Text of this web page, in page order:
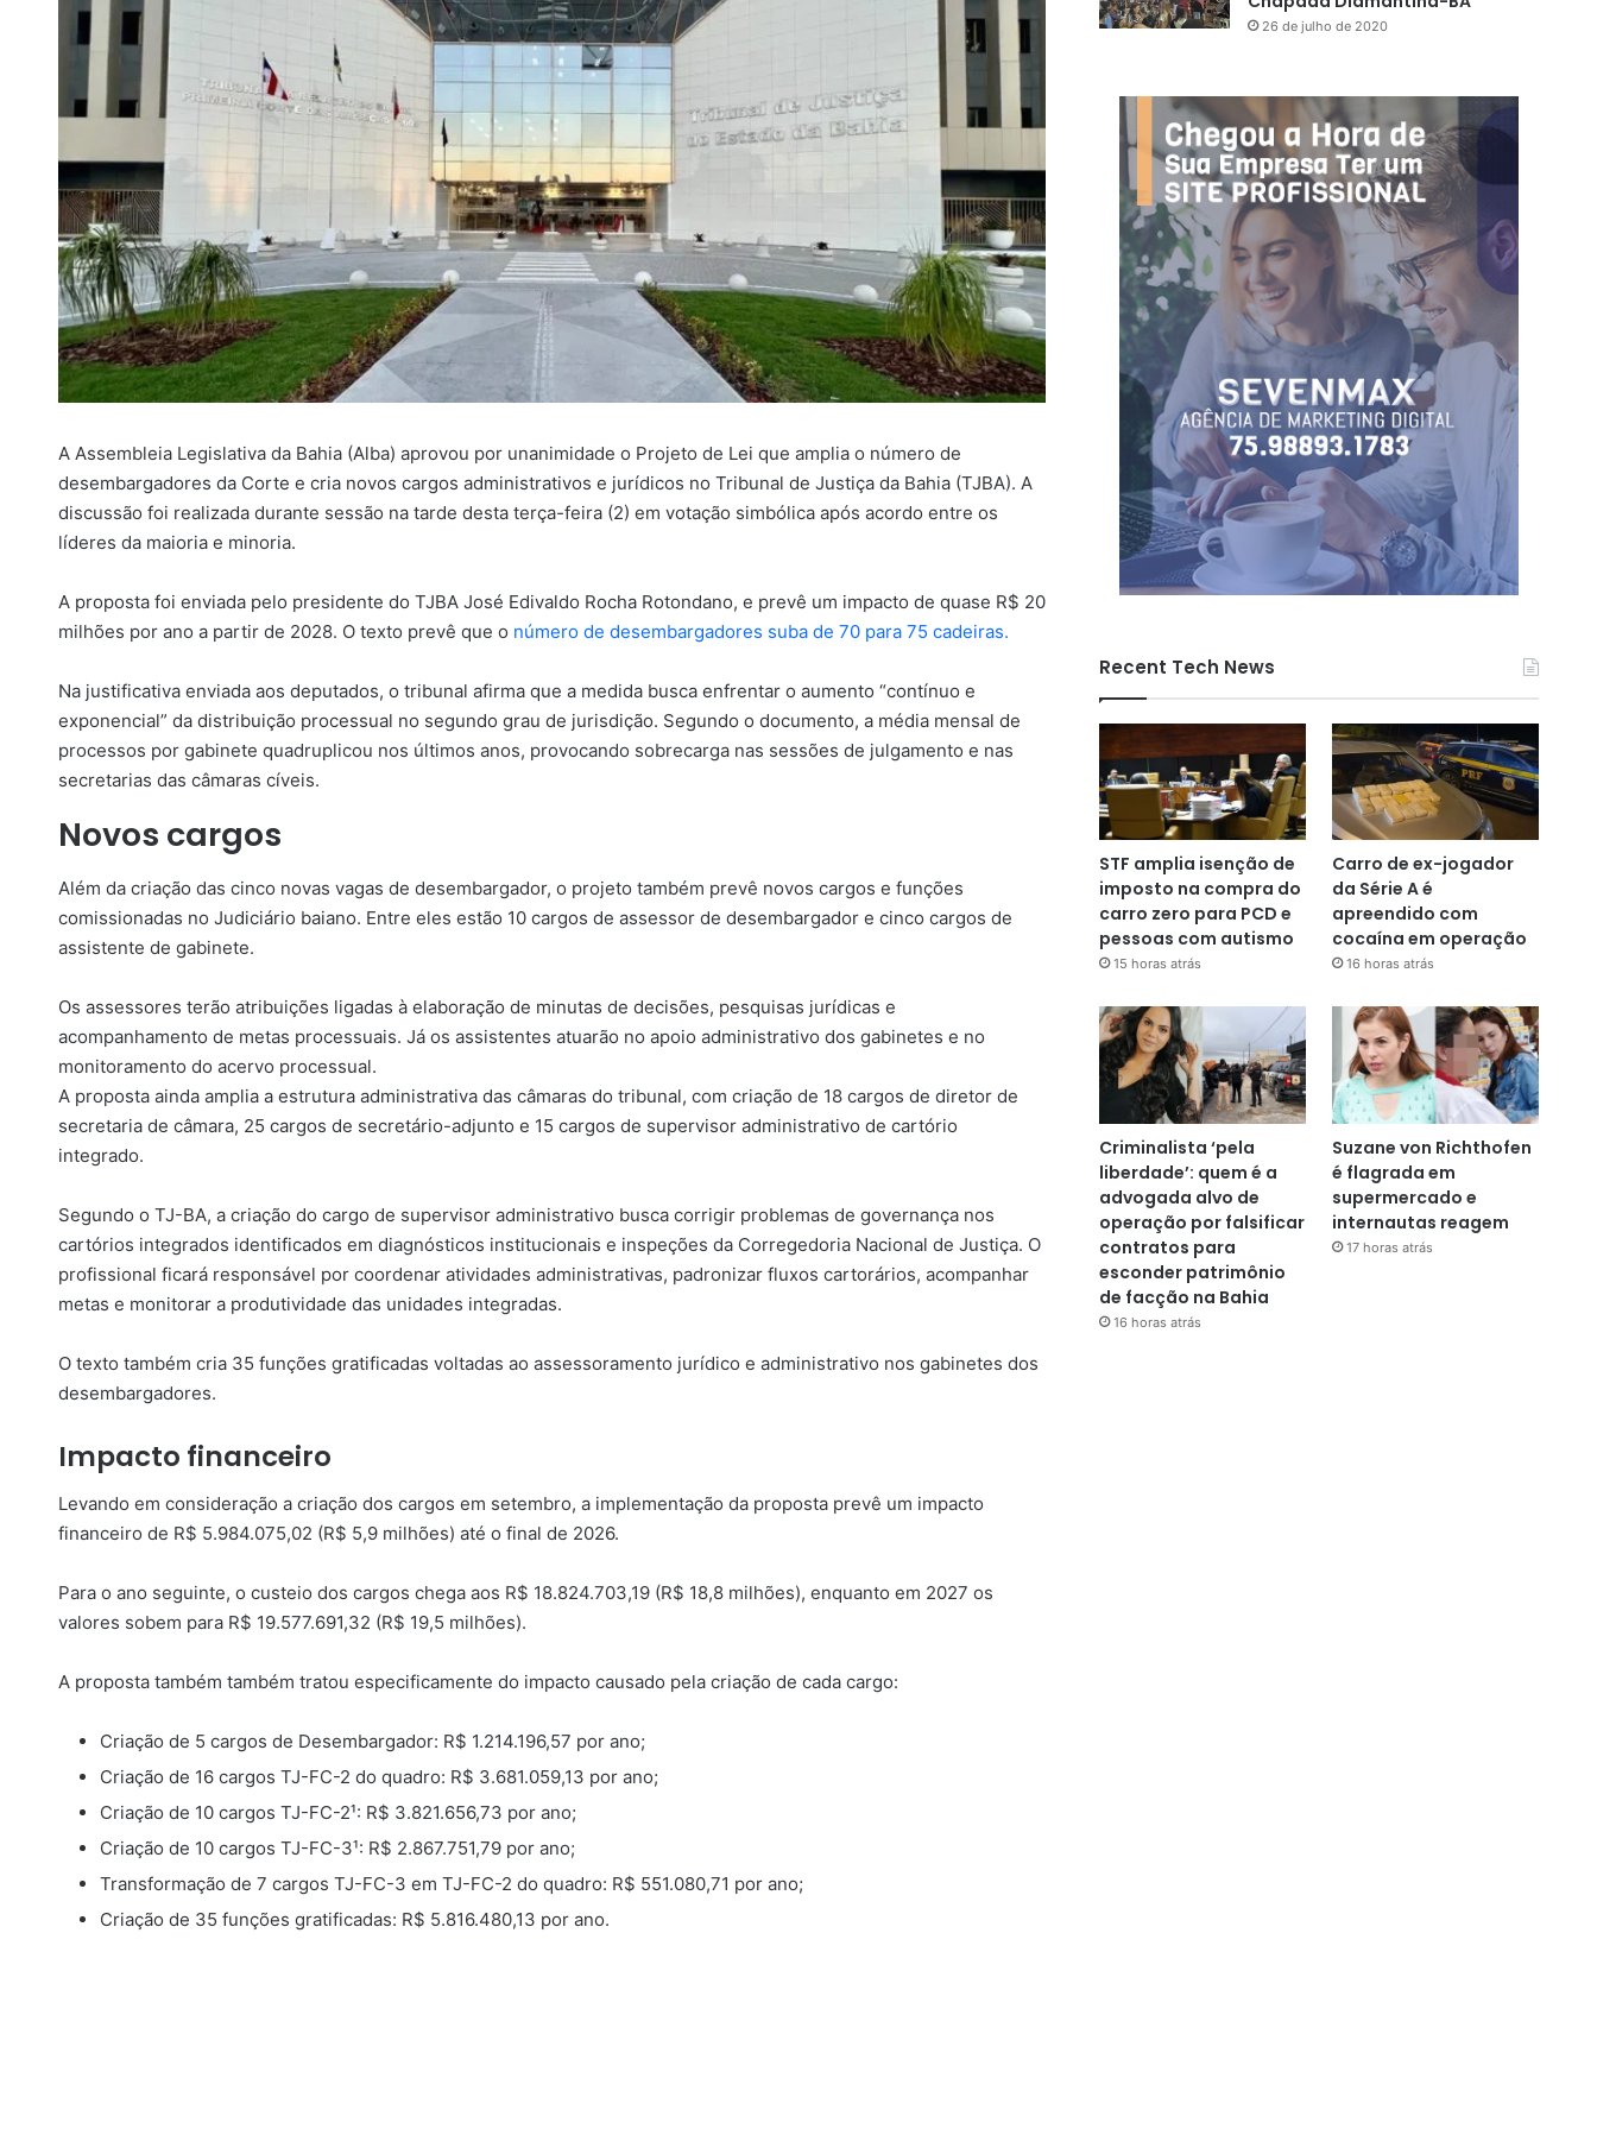
A Assembleia Legislativa da Bahia (Alba) aprovou por unanimidade o Projeto de Lei que amplia o número de
desembargadores da Corte e cria novos cargos administrativos e jurídicos no Tribunal de Justiça da Bahia (TJBA). A
discussão foi realizada durante sessão na tarde desta terça-feira (2) em votação simbólica após acordo entre os
líderes da maioria e minoria.
A proposta foi enviada pelo presidente do TJBA José Edivaldo Rocha Rotondano, e prevê um impacto de quase R$ 20
milhões por ano a partir de 2028. O texto prevê que o número de desembargadores suba de 70 para 75 cadeiras.
Na justificativa enviada aos deputados, o tribunal afirma que a medida busca enfrentar o aumento “contínuo e
exponencial” da distribuição processual no segundo grau de jurisdição. Segundo o documento, a média mensal de
processos por gabinete quadruplicou nos últimos anos, provocando sobrecarga nas sessões de julgamento e nas
secretarias das câmaras cíveis.
Novos cargos
Além da criação das cinco novas vagas de desembargador, o projeto também prevê novos cargos e funções
comissionadas no Judiciário baiano. Entre eles estão 10 cargos de assessor de desembargador e cinco cargos de
assistente de gabinete.
Os assessores terão atribuições ligadas à elaboração de minutas de decisões, pesquisas jurídicas e
acompanhamento de metas processuais. Já os assistentes atuarão no apoio administrativo dos gabinetes e no
monitoramento do acervo processual.
A proposta ainda amplia a estrutura administrativa das câmaras do tribunal, com criação de 18 cargos de diretor de
secretaria de câmara, 25 cargos de secretário-adjunto e 15 cargos de supervisor administrativo de cartório
integrado.
Segundo o TJ-BA, a criação do cargo de supervisor administrativo busca corrigir problemas de governança nos
cartórios integrados identificados em diagnósticos institucionais e inspeções da Corregedoria Nacional de Justiça. O
profissional ficará responsável por coordenar atividades administrativas, padronizar fluxos cartorários, acompanhar
metas e monitorar a produtividade das unidades integradas.
O texto também cria 35 funções gratificadas voltadas ao assessoramento jurídico e administrativo nos gabinetes dos
desembargadores.
Impacto financeiro
Levando em consideração a criação dos cargos em setembro, a implementação da proposta prevê um impacto
financeiro de R$ 5.984.075,02 (R$ 5,9 milhões) até o final de 2026.
Para o ano seguinte, o custeio dos cargos chega aos R$ 18.824.703,19 (R$ 18,8 milhões), enquanto em 2027 os
valores sobem para R$ 19.577.691,32 (R$ 19,5 milhões).
A proposta também também tratou especificamente do impacto causado pela criação de cada cargo:
Criação de 5 cargos de Desembargador: R$ 1.214.196,57 por ano;
Criação de 16 cargos TJ-FC-2 do quadro: R$ 3.681.059,13 por ano;
Criação de 10 cargos TJ-FC-2¹: R$ 3.821.656,73 por ano;
Criação de 10 cargos TJ-FC-3¹: R$ 2.867.751,79 por ano;
Transformação de 7 cargos TJ-FC-3 em TJ-FC-2 do quadro: R$ 551.080,71 por ano;
Criação de 35 funções gratificadas: R$ 5.816.480,13 por ano.
26 de julho de 2020
Recent Tech News
STF amplia isenção de
imposto na compra do
carro zero para PCD e
pessoas com autismo
15 horas atrás
Carro de ex-jogador
da Série A é
apreendido com
cocaína em operação
16 horas atrás
Criminalista ‘pela
liberdade’: quem é a
advogada alvo de
operação por falsificar
contratos para
esconder patrimônio
de facção na Bahia
16 horas atrás
Suzane von Richthofen
é flagrada em
supermercado e
internautas reagem
17 horas atrás